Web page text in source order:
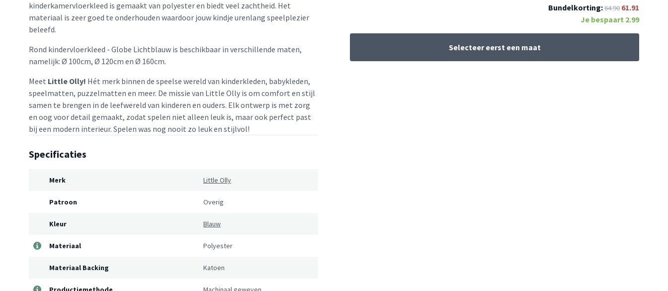
kinderkamervloerkleed is gemaakt van polyester en biedt veel zachtheid. Het
materiaal is zeer goed te onderhouden waardoor jouw kindje urenlang speelplezier
beleefd.
Rond kindervloerkleed - Globe Lichtblauw is beschikbaar in verschillende maten,
namelijk: Ø 100cm, Ø 120cm en Ø 160cm.
Meet Little Olly! Hét merk binnen de speelse wereld van kinderkleden, babykleden,
speelmatten, puzzelmatten en meer. De missie van Little Olly is om comfort en stijl
samen te brengen in de leefwereld van kinderen en ouders. Elk ontwerp is met zorg
en oog voor detail gemaakt, zodat spelen niet alleen leuk is, maar ook perfect past
bij een modern interieur. Spelen was nog nooit zo leuk en stijlvol!
Specificaties
Merk Little Olly
Patroon Overig
Kleur Blauw
Materiaal Polyester
Materiaal Backing Katoen
Bundelkorting:64.90 61.91
Je bespaart 2.99
Selecteer eerst een maat